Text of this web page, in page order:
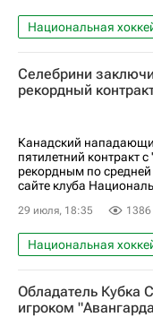
Национальная
Россия
Европа
Александр Никишин
Селебрини
рекордный
Канадский
пятилетний контракт
рекордным по
сайте клуба
29 июля, 18:35 1386
Национальная
Швейцария
Уэйн Гретцки
Обладатель Кубка
игроком